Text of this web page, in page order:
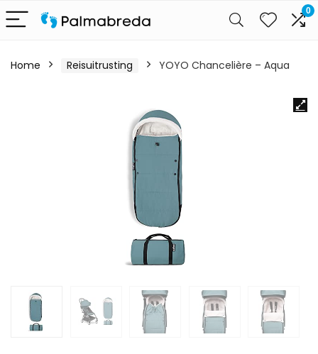
0
Home Reisuitrusting YOYO Chancelière – Aqua